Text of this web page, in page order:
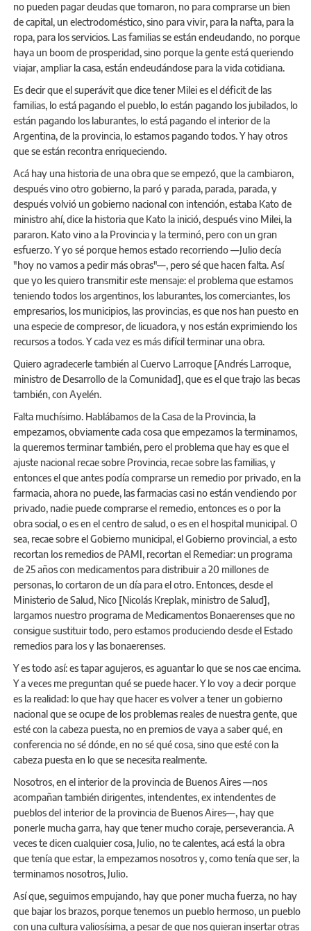
no pueden pagar deudas que tomaron, no para comprarse un bien
de capital, un electrodoméstico, sino para vivir, para la nafta, para la
ropa, para los servicios. Las familias se están endeudando, no porque
haya un boom de prosperidad, sino porque la gente está queriendo
viajar, ampliar la casa, están endeudándose para la vida cotidiana.
Es decir que el superávit que dice tener Milei es el déficit de las
familias, lo está pagando el pueblo, lo están pagando los jubilados, lo
están pagando los laburantes, lo está pagando el interior de la
Argentina, de la provincia, lo estamos pagando todos. Y hay otros
que se están recontra enriqueciendo.
Acá hay una historia de una obra que se empezó, que la cambiaron,
después vino otro gobierno, la paró y parada, parada, parada, y
después volvió un gobierno nacional con intención, estaba Kato de
ministro ahí, dice la historia que Kato la inició, después vino Milei, la
pararon. Kato vino a la Provincia y la terminó, pero con un gran
esfuerzo. Y yo sé porque hemos estado recorriendo —Julio decía
"hoy no vamos a pedir más obras"—, pero sé que hacen falta. Así
que yo les quiero transmitir este mensaje: el problema que estamos
teniendo todos los argentinos, los laburantes, los comerciantes, los
empresarios, los municipios, las provincias, es que nos han puesto en
una especie de compresor, de licuadora, y nos están exprimiendo los
recursos a todos. Y cada vez es más difícil terminar una obra.
Quiero agradecerle también al Cuervo Larroque [Andrés Larroque,
ministro de Desarrollo de la Comunidad], que es el que trajo las becas
también, con Ayelén.
Falta muchísimo. Hablábamos de la Casa de la Provincia, la
empezamos, obviamente cada cosa que empezamos la terminamos,
la queremos terminar también, pero el problema que hay es que el
ajuste nacional recae sobre Provincia, recae sobre las familias, y
entonces el que antes podía comprarse un remedio por privado, en la
farmacia, ahora no puede, las farmacias casi no están vendiendo por
privado, nadie puede comprarse el remedio, entonces es o por la
obra social, o es en el centro de salud, o es en el hospital municipal. O
sea, recae sobre el Gobierno municipal, el Gobierno provincial, a esto
recortan los remedios de PAMI, recortan el Remediar: un programa
de 25 años con medicamentos para distribuir a 20 millones de
personas, lo cortaron de un día para el otro. Entonces, desde el
Ministerio de Salud, Nico [Nicolás Kreplak, ministro de Salud],
largamos nuestro programa de Medicamentos Bonaerenses que no
consigue sustituir todo, pero estamos produciendo desde el Estado
remedios para los y las bonaerenses.
Y es todo así: es tapar agujeros, es aguantar lo que se nos cae encima.
Y a veces me preguntan qué se puede hacer. Y lo voy a decir porque
es la realidad: lo que hay que hacer es volver a tener un gobierno
nacional que se ocupe de los problemas reales de nuestra gente, que
esté con la cabeza puesta, no en premios de vaya a saber qué, en
conferencia no sé dónde, en no sé qué cosa, sino que esté con la
cabeza puesta en lo que se necesita realmente.
Nosotros, en el interior de la provincia de Buenos Aires —nos
acompañan también dirigentes, intendentes, ex intendentes de
pueblos del interior de la provincia de Buenos Aires—, hay que
ponerle mucha garra, hay que tener mucho coraje, perseverancia. A
veces te dicen cualquier cosa, Julio, no te calentes, acá está la obra
que tenía que estar, la empezamos nosotros y, como tenía que ser, la
terminamos nosotros, Julio.
Así que, seguimos empujando, hay que poner mucha fuerza, no hay
que bajar los brazos, porque tenemos un pueblo hermoso, un pueblo
con una cultura valiosísima, a pesar de que nos quieran insertar otras